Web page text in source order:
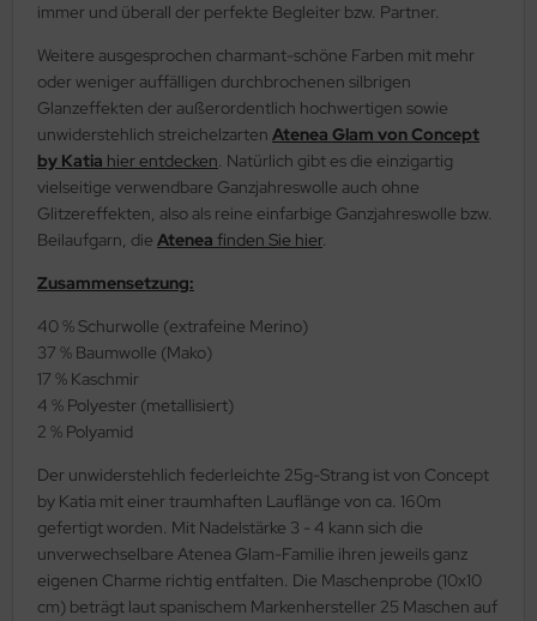
immer und überall der perfekte Begleiter bzw. Partner.
Weitere ausgesprochen charmant-schöne Farben mit mehr
oder weniger auffälligen durchbrochenen silbrigen
Glanzeffekten der außerordentlich hochwertigen sowie
unwiderstehlich streichelzarten Atenea Glam von Concept
by Katia hier entdecken. Natürlich gibt es die einzigartig
vielseitige verwendbare Ganzjahreswolle auch ohne
Glitzereffekten, also als reine einfarbige Ganzjahreswolle bzw.
Beilaufgarn, die Atenea finden Sie hier.
Zusammensetzung:
40 % Schurwolle (extrafeine Merino)
37 % Baumwolle (Mako)
17 % Kaschmir
4 % Polyester (metallisiert)
2 % Polyamid
Der unwiderstehlich federleichte 25g-Strang ist von Concept
by Katia mit einer traumhaften Lauflänge von ca. 160m
gefertigt worden. Mit Nadelstärke 3 - 4 kann sich die
unverwechselbare Atenea Glam-Familie ihren jeweils ganz
eigenen Charme richtig entfalten. Die Maschenprobe (10x10
cm) beträgt laut spanischem Markenhersteller 25 Maschen auf